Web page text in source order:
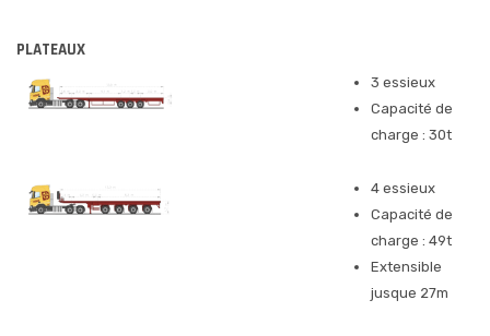
PLATEAUX
3 essieux
Capacité de
charge : 30t
4 essieux
Capacité de
charge : 49t
Extensible
jusque 27m